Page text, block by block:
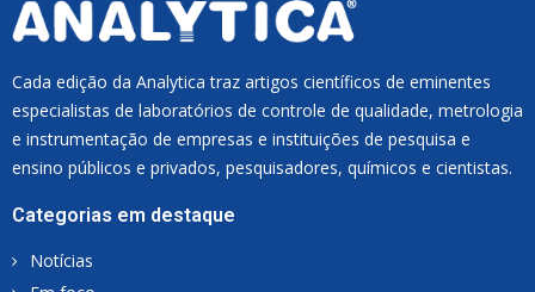
Cada edição da Analytica traz artigos científicos de eminentes
especialistas de laboratórios de controle de qualidade, metrologia
e instrumentação de empresas e instituições de pesquisa e
ensino públicos e privados, pesquisadores, químicos e cientistas.
Categorias em destaque
Notícias